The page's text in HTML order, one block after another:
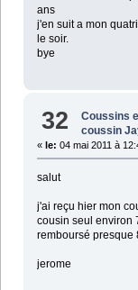
ans
j'en suit a mon
le soir.
bye
32 Coussins
coussin
« le: 04 mai 2011 à
salut
j'ai reçu hier mon
cousin seul environ
remboursé presque
jerome